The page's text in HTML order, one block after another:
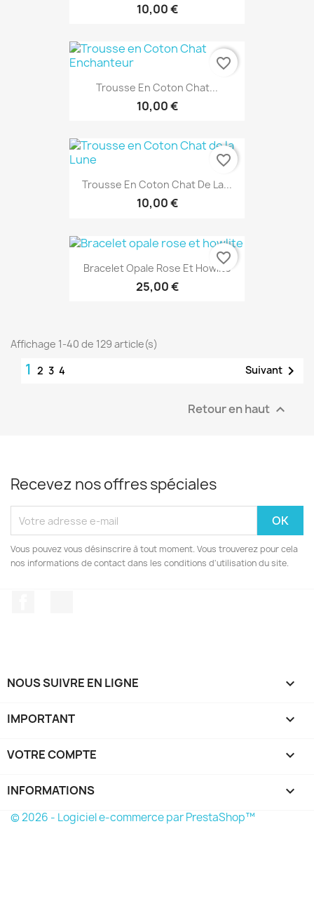
10,00 €
Trousse En Coton Chat...
10,00 €
favorite_border
Trousse En Coton Chat De La...
10,00 €
favorite_border
Bracelet Opale Rose Et Howlite
25,00 €
favorite_border
Affichage 1-40 de 129 article(s)
1 2 3 4 Suivant 
Retour en haut 
Recevez nos offres spéciales
Vous pouvez vous désinscrire à tout moment. Vous trouverez pour cela
nos informations de contact dans les conditions d'utilisation du site.
NOUS SUIVRE EN LIGNE 
IMPORTANT 
VOTRE COMPTE 
INFORMATIONS keyboard_arrow_down
© 2026 - Logiciel e-commerce par PrestaShop™